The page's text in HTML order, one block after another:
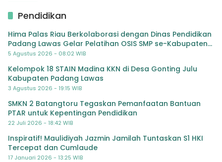
Pendidikan
Hima Palas Riau Berkolaborasi dengan Dinas Pendidikan
Padang Lawas Gelar Pelatihan OSIS SMP se-Kabupaten
Padang Lawas
5 Agustus 2026 - 08:02 WIB
Kelompok 18 STAIN Madina KKN di Desa Gonting Julu
Kabupaten Padang Lawas
3 Agustus 2026 - 19:15 WIB
SMKN 2 Batangtoru Tegaskan Pemanfaatan Bantuan
PTAR untuk Kepentingan Pendidikan
22 Juli 2026 - 18:42 WIB
Inspiratif! Maulidiyah Jazmin Jamilah Tuntaskan S1 HKI
Tercepat dan Cumlaude
17 Januari 2026 - 13:25 WIB